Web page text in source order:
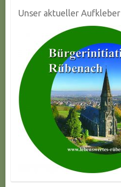
Unser aktueller Aufkleber